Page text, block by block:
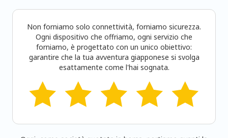
Non forniamo solo connettività, forniamo sicurezza.
Ogni dispositivo che offriamo, ogni servizio che
forniamo, è progettato con un unico obiettivo:
garantire che la tua avventura giapponese si svolga
esattamente come l'hai sognata.